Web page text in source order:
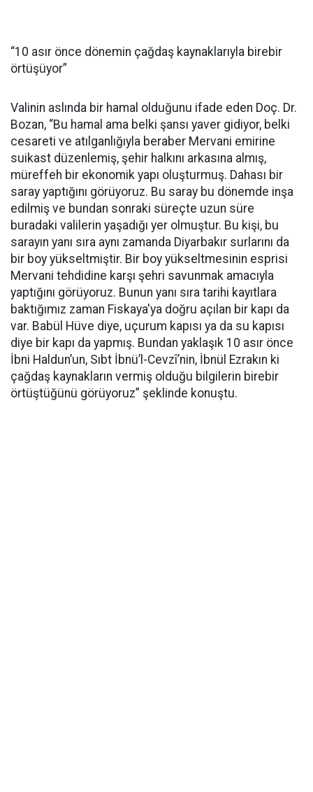
“10 asır önce dönemin çağdaş kaynaklarıyla birebir
örtüşüyor”
Valinin aslında bir hamal olduğunu ifade eden Doç. Dr.
Bozan, “Bu hamal ama belki şansı yaver gidiyor, belki
cesareti ve atılganlığıyla beraber Mervani emirine
suikast düzenlemiş, şehir halkını arkasına almış,
müreffeh bir ekonomik yapı oluşturmuş. Dahası bir
saray yaptığını görüyoruz. Bu saray bu dönemde inşa
edilmiş ve bundan sonraki süreçte uzun süre
buradaki valilerin yaşadığı yer olmuştur. Bu kişi, bu
sarayın yanı sıra aynı zamanda Diyarbakır surlarını da
bir boy yükseltmiştir. Bir boy yükseltmesinin esprisi
Mervani tehdidine karşı şehri savunmak amacıyla
yaptığını görüyoruz. Bunun yanı sıra tarihi kayıtlara
baktığımız zaman Fiskaya'ya doğru açılan bir kapı da
var. Babül Hüve diye, uçurum kapısı ya da su kapısı
diye bir kapı da yapmış. Bundan yaklaşık 10 asır önce
İbni Haldun’un, Sıbt İbnü’l-Cevzî’nin, İbnül Ezrakın ki
çağdaş kaynakların vermiş olduğu bilgilerin birebir
örtüştüğünü görüyoruz” şeklinde konuştu.